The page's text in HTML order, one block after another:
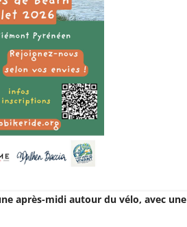
après-midi autour du vélo, avec une